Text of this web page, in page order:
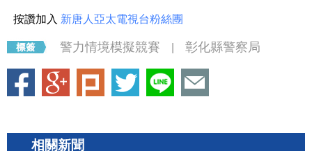
按讚加入 新唐人亞太電視台粉絲團
警力情境模擬競賽 彰化縣警察局
相關新聞